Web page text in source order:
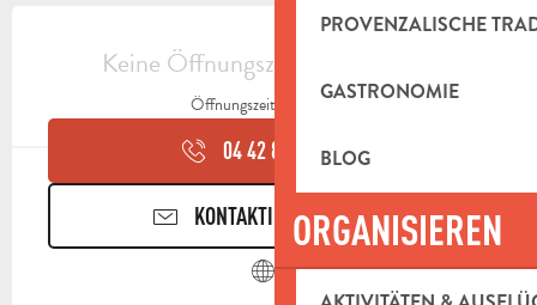
PROVENZALISCHE
GASTRONOMIE
BLOG
ORGANISIEREN
ÖFFNUNGSZEITEN &
Keine Öffnungszeiten hinterlegt
Öffnungszeiten ansehen
04 42 82 55▒▒
KONTAKTIEREN SIE UNS